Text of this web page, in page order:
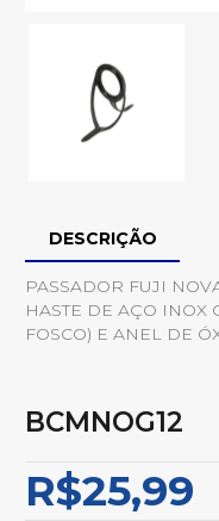
DESCRIÇÃO
PASSADOR FUJI
HASTE DE AÇO INOX
FOSCO) E ANEL DE
BCMNOG12
R$25,99